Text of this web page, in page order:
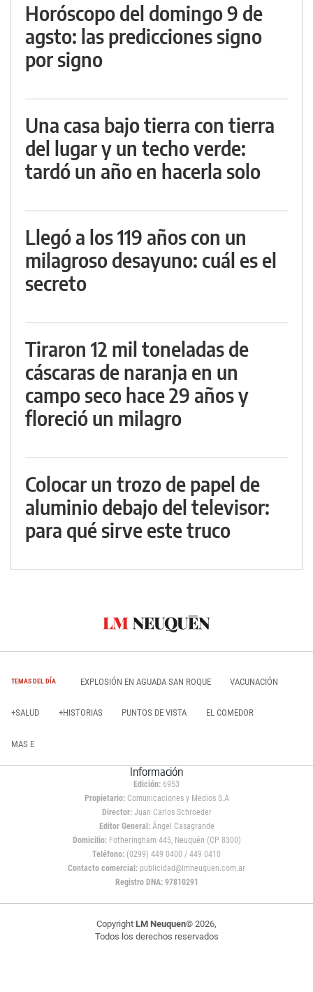
Horóscopo del domingo 9 de
agsto: las predicciones signo
por signo
Una casa bajo tierra con tierra
del lugar y un techo verde:
tardó un año en hacerla solo
Llegó a los 119 años con un
milagroso desayuno: cuál es el
secreto
Tiraron 12 mil toneladas de
cáscaras de naranja en un
campo seco hace 29 años y
floreció un milagro
Colocar un trozo de papel de
aluminio debajo del televisor:
para qué sirve este truco
TEMAS DEL DÍA EXPLOSIÓN EN AGUADA SAN ROQUE VACUNACIÓN
+SALUD +HISTORIAS PUNTOS DE VISTA EL COMEDOR
MAS E
Información
Edición: 6953
Propietario:Comunicaciones y Medios S.A
Director: Juan Carlos Schroeder
Editor General:Ángel Casagrande
Domicilio:Fotheringham 445, Neuquén (CP 8300)
Teléfono: (0299) 449 0400 / 449 0410
Contacto comercial: publicidad@lmneuquen.com.ar
Registro DNA: 97810291
Copyright LM Neuquen© 2026,
Todos los derechos reservados